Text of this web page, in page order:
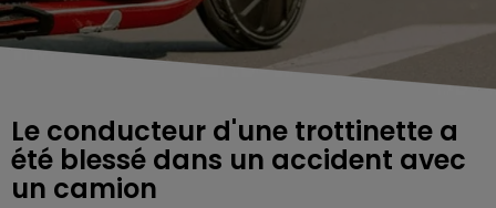
Le conducteur d'une trottinette a
été blessé dans un accident avec
un camion